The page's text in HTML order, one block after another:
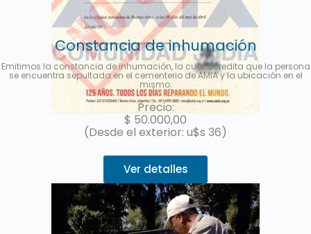
Constancia de inhumación
Emitimos la constancia de inhumación, la cual acredita que la persona
se encuentra sepultada en el cementerio de AMIA y la ubicación en el
mismo.
Precio:
$ 50.000,00
(Desde el exterior: u$s 36)
Ver detalles